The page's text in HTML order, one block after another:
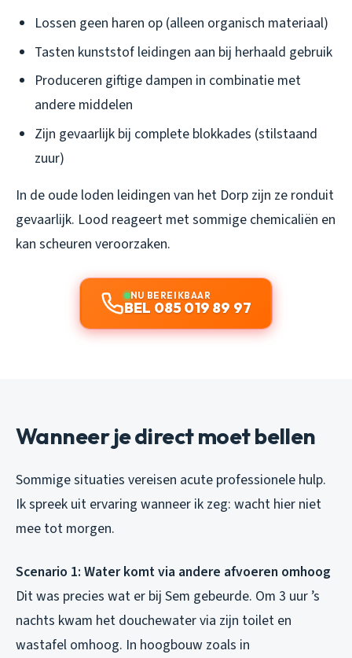
Lossen geen haren op (alleen organisch materiaal)
Tasten kunststof leidingen aan bij herhaald gebruik
Produceren giftige dampen in combinatie met
andere middelen
Zijn gevaarlijk bij complete blokkades (stilstaand
zuur)
In de oude loden leidingen van het Dorp zijn ze ronduit
gevaarlijk. Lood reageert met sommige chemicaliën en
kan scheuren veroorzaken.
NU BEREIKBAAR
BEL 085 019 89 97
Wanneer je direct moet bellen
Sommige situaties vereisen acute professionele hulp.
Ik spreek uit ervaring wanneer ik zeg: wacht hier niet
mee tot morgen.
Scenario 1: Water komt via andere afvoeren omhoog
Dit was precies wat er bij Sem gebeurde. Om 3 uur ’s
nachts kwam het douchewater via zijn toilet en
wastafel omhoog. In hoogbouw zoals in